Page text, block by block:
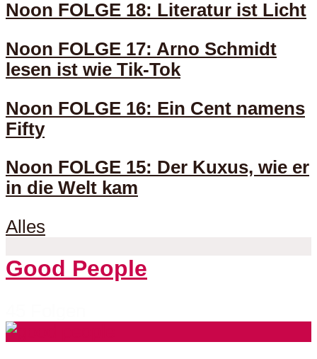
Noon FOLGE 18: Literatur ist Licht
Noon FOLGE 17: Arno Schmidt
lesen ist wie Tik-Tok
Noon FOLGE 16: Ein Cent namens
Fifty
Noon FOLGE 15: Der Kuxus, wie er
in die Welt kam
Alles
Good People